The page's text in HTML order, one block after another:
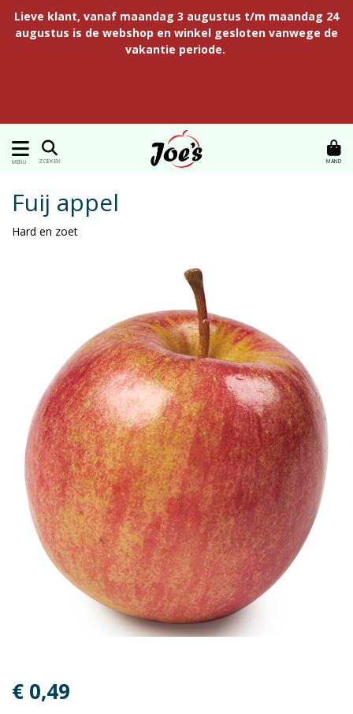
Lieve klant, vanaf maandag 3 augustus t/m maandag 24
augustus is de webshop en winkel gesloten vanwege de
vakantie periode.
MENU ZOEKEN MAND
Fuij appel
Hard en zoet
€ 0,49